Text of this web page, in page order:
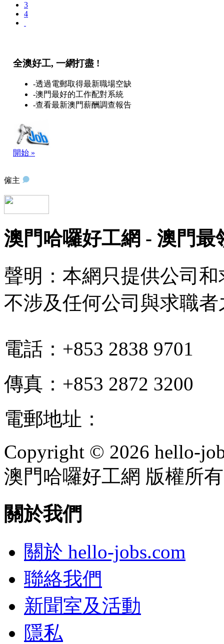
3
4
全澳好工, 一網打盡 !
-透過電郵取得最新職場空缺
-澳門最好的工作配對系統
-查看最新澳門薪酬調查報告
開始 »
僱主
澳門哈囉好工網 - 澳門最
聲明：本網只提供公司
不涉及任何公司與求職
電話：+853 2838 9701
傳真：+853 2872 3200
電郵地址：
Copyright © 2026 hello-
澳門哈囉好工網 版權所有
關於我們
關於 hello-jobs.com
聯絡我們
新聞室及活動
隱私